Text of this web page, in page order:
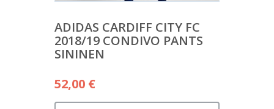
ADIDAS CARDIFF CITY FC
2018/19 CONDIVO PANTS
SININEN
52,00 €